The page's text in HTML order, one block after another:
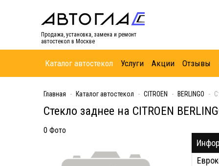
Продажа, установка, замена и ремонт
автостекол в Москве
Каталог автостекол Услуги Акции Отзывы
Главная Каталог автостекол CITROEN BERLINGO
Стекло заднее на CITROEN
0 Фото